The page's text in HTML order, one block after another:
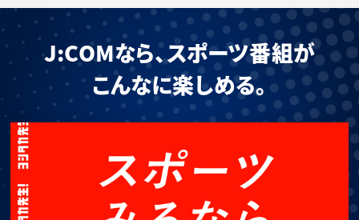
J:COMなら、スポーツ番組が
こんなに楽しめる。